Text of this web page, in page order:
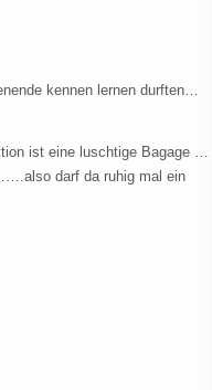
kennen lernen durften…
ist eine luschtige Bagage …
darf da ruhig mal ein